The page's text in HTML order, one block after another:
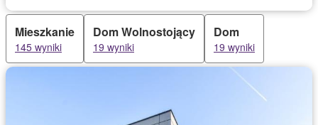
Mieszkanie
145 wyniki
Dom Wolnostojący
19 wyniki
Dom
19 wyniki